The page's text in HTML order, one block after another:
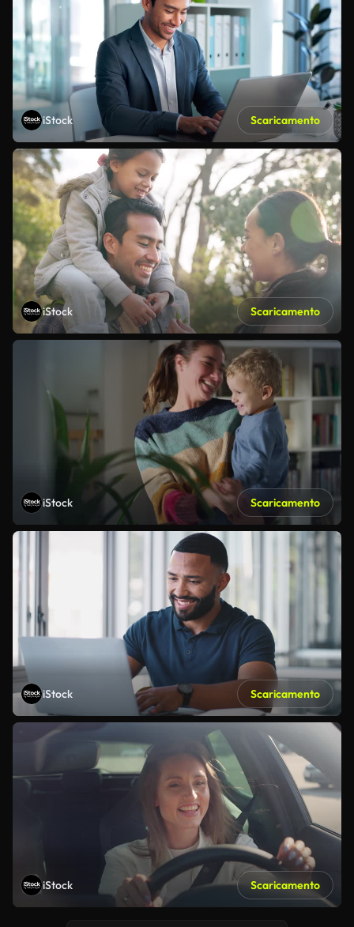
iStock Scaricamento
iStock Scaricamento
iStock Scaricamento
iStock Scaricamento
iStock Scaricamento